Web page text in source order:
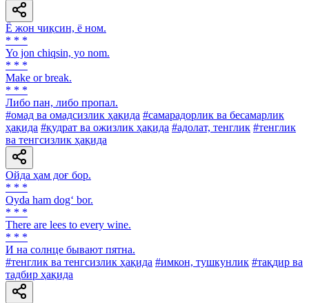
Ё жон чиқсин, ё ном.
* * *
Yo jon chiqsin, yo nom.
* * *
Make or break.
* * *
Либо пан, либо пропал.
#омад ва омадсизлик ҳақида #самарадорлик ва бесамарлик
ҳақида #қудрат ва ожизлик ҳақида #адолат, тенглик #тенглик
ва тенгсизлик ҳақида
Ойда ҳам доғ бор.
* * *
Oyda ham dog‘ bor.
* * *
There are lees to every wine.
* * *
И на солнце бывают пятна.
#тенглик ва тенгсизлик ҳақида #имкон, тушкунлик #тақдир ва
тадбир ҳақида